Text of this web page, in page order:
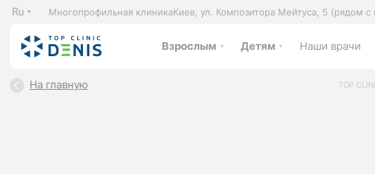
Ru Многопрофильная клиникаКиев, ул. Композитора Мейтуса, 5 (рядом
Взрослым Детям Наши врачи
На главную TOP